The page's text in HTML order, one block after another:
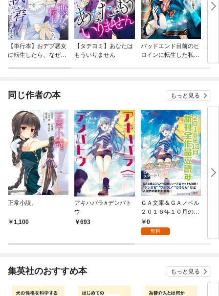
【単行本】おデブ悪女
に転生したら、なぜか
【タテヨミ】あなたは
もういりません
バッドエンド目前のヒ
ロインに転生した私、
結
同じ作者の本 もっと見る
正常小説。
1,100
アキハバラ∧デンパト
ウ
693
ＧＡ文庫＆ＧＡノベル
２０１６年１０月の新
刊 全作品立読み（合
本版）
0
無料
集英社のおすすめ本 もっと見る